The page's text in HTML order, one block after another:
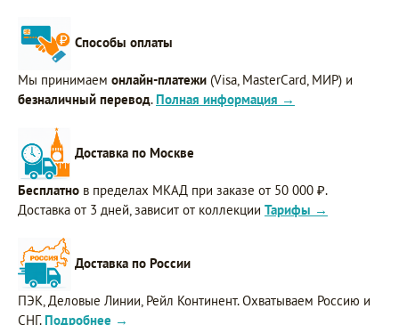
Способы оплаты
Мы принимаем онлайн-платежи (Visa, MasterCard, МИР) и
безналичный перевод. Полная информация →
Доставка по Москве
Бесплатно в пределах МКАД при заказе от 50 000 ₽.
Доставка от 3 дней, зависит от коллекции Тарифы →
Доставка по России
ПЭК, Деловые Линии, Рейл Континент. Охватываем Россию и
СНГ. Подробнее →